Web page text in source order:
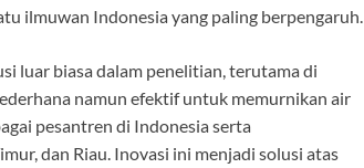
ilmuwan Indonesia yang paling berpengaruh.
luar biasa dalam penelitian, terutama di
namun efektif untuk memurnikan air
pesantren di Indonesia serta
dan Riau. Inovasi ini menjadi solusi atas